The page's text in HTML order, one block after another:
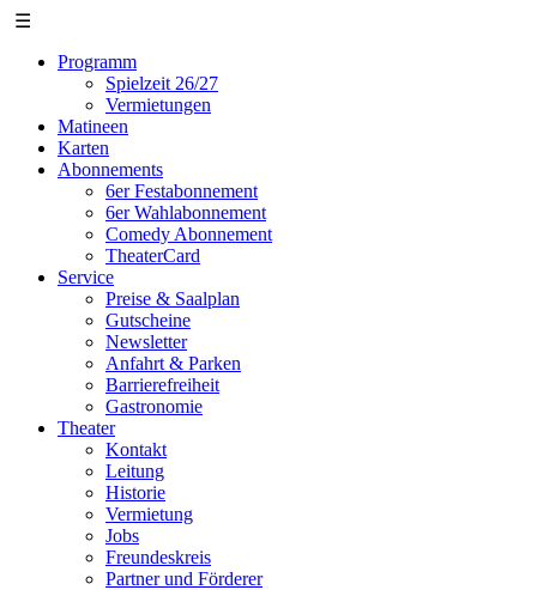
☰
Programm
Spielzeit 26/27
Vermietungen
Matineen
Karten
Abonnements
6er Festabonnement
6er Wahlabonnement
Comedy Abonnement
TheaterCard
Service
Preise & Saalplan
Gutscheine
Newsletter
Anfahrt & Parken
Barrierefreiheit
Gastronomie
Theater
Kontakt
Leitung
Historie
Vermietung
Jobs
Freundeskreis
Partner und Förderer